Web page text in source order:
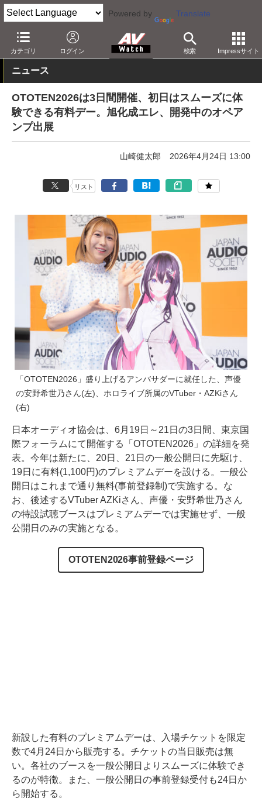
Powered by Translate
カテゴリ ログイン 検索 Impressサイト
AV Watch イベント OTOTEN
ニュース
OTOTEN2026は3日間開催、初日はスムーズに体
験できる有料デー。旭化成エレ、開発中のオペア
ンプ出展
山崎健太郎 2026年4月24日 13:00
リスト
「OTOTEN2026」盛り上げるアンバサダーに就任した、声優
の安野希世乃さん(左)、ホロライブ所属のVTuber・AZKiさん
(右)
日本オーディオ協会は、6月19日～21日の3日間、東京国
際フォーラムにて開催する「OTOTEN2026」の詳細を発
表。今年は新たに、20日、21日の一般公開日に先駆け、
19日に有料(1,100円)のプレミアムデーを設ける。一般公
開日はこれまで通り無料(事前登録制)で実施する。な
お、後述するVTuber AZKiさん、声優・安野希世乃さん
の特設試聴ブースはプレミアムデーでは実施せず、一般
公開日のみの実施となる。
OTOTEN2026事前登録ページ
新設した有料のプレミアムデーは、入場チケットを限定
数で4月24日から販売する。チケットの当日販売は無
い。各社のブースを一般公開日よりスムーズに体験でき
るのが特徴。また、一般公開日の事前登録受付も24日か
ら開始する。